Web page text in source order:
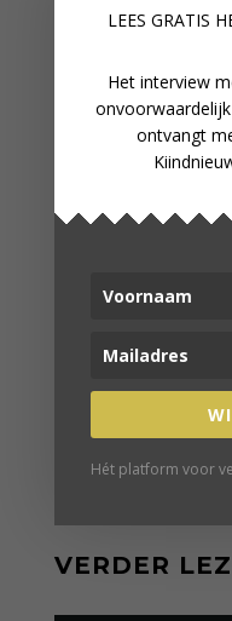
Aanpakken voor
Mijn reis naar
Wat baby's nodig
Mama'en | Nina
verbind je
VERDER
LEES GRATIS
Het interview
ontvangt
Hét platform voor